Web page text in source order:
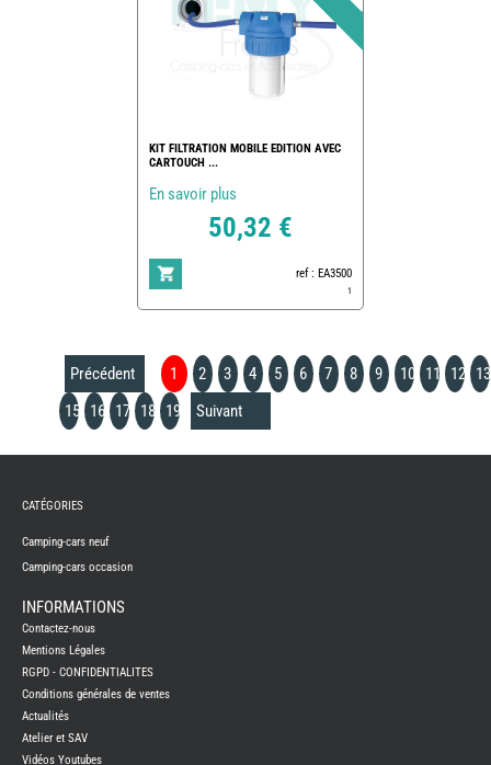
KIT FILTRATION MOBILE EDITION AVEC
CARTOUCH ...
En savoir plus
50,32 €
ref : EA3500
1
Précédent 1 2 3 4 5 6 7 8 9 10 11 12
13
15
16 17 18 19 Suivant
CAMPING-
NEUFS
CAMPING-
CAMPING-
BENIMAR
CAMPING-
CARADO
CAMPING-
CATÉGORIES
Camping-cars neuf
Camping-cars occasion
INFORMATIONS
Contactez-nous
Mentions Légales
RGPD - CONFIDENTIALITES
Conditions générales de ventes
Actualités
Atelier et SAV
Vidéos Youtubes